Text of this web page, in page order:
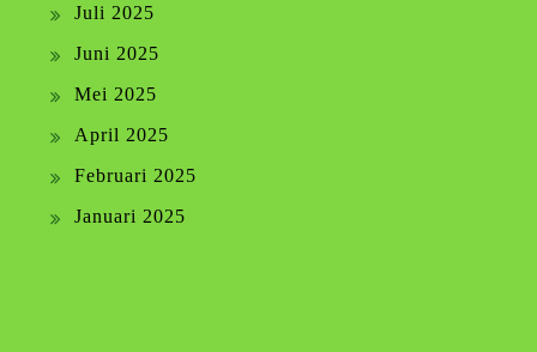
Juli 2025
Juni 2025
Mei 2025
April 2025
Februari 2025
Januari 2025